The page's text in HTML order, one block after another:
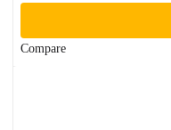
Compare